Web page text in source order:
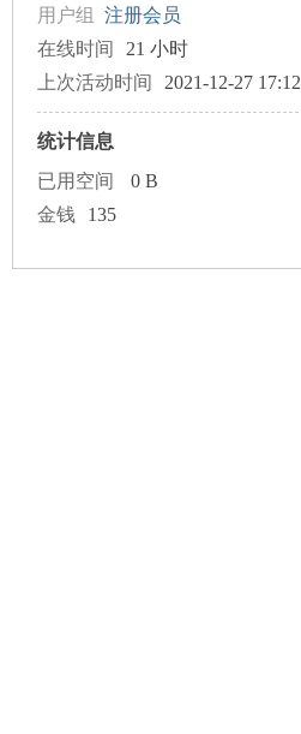
用户组 注册会员
在线时间
21 小时
上次活动时间
2021-12-27 17:12
统计信息
已用空间
0 B
金钱
135